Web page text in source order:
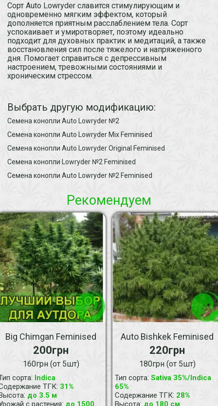
Сорт Auto Lowryder славится стимулирующим и
одновременно мягким эффектом, который
дополняется приятным расслаблением тела. Сорт
успокаивает и умиротворяет, поэтому идеально
подходит для духовных практик и медитаций, а также
восстановления сил после тяжелого и напряженного
дня. Помогает справиться с депрессивным
настроением, тревожными состояниями и
хроническим стрессом.
Выбрать другую модификацию:
Семена конопли Auto Lowryder №2
Семена конопли Auto Lowryder Mix Feminised
Семена конопли Auto Lowryder Original Feminised
Семена конопли Lowryder №2 Feminised
Семена конопли Auto Lowryder №2 Feminised
Рекомендуем
Big Chimgan Feminised
200грн
160грн (от 5шт)
сорта: Indica
ТГК: 31%
: до 3.5 м
с растения: до 1500
Auto Bishkek Feminised
220грн
180грн (от 5шт)
Тип сорта: Sativa 35%/Indica
65%
Содержание ТГК: 28%
Высота: до 180 см